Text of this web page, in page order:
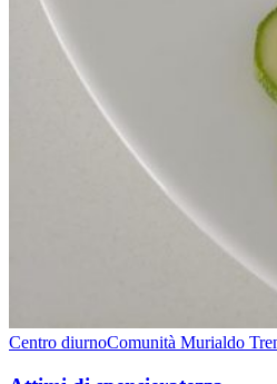
Centro diurnoComunità Murialdo